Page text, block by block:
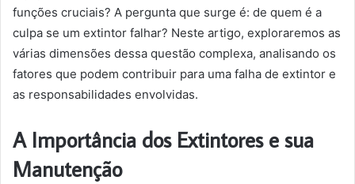
funções cruciais? A pergunta que surge é: de quem é a
culpa se um extintor falhar? Neste artigo, exploraremos as
várias dimensões dessa questão complexa, analisando os
fatores que podem contribuir para uma falha de extintor e
as responsabilidades envolvidas.
A Importância dos Extintores e sua
Manutenção